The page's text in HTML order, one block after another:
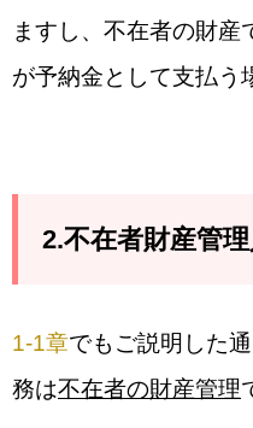
ますし、不在者の財産
が予納金として支払う
2.不在者財産管
1-1章でもご説明した
務は不在者の財産管理